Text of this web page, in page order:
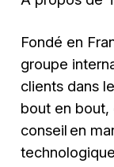
Fondé en
groupe
clients dans
bout en bout,
conseil en